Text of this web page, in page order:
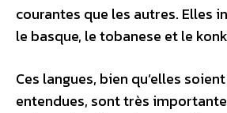
courantes que les autres. Elles
le basque, le tobanese et le
Ces langues, bien qu’elles
entendues, sont très